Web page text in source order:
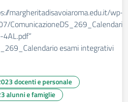
margheritadisavoiaroma.edu.it/wp-
esami integrativi
docenti e personale
alunni e famiglie